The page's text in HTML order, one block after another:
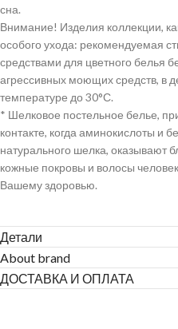
сна.
Внимание! Изделия коллекции,
особого ухода: рекомендуемая
средствами для цветного белья
агрессивных моющих средств, в
температуре до 30°С.
* Шелковое постельное белье,
контакте, когда аминокислоты и
натурального шелка, оказывают
кожные покровы и волосы
Вашему здоровью.
Детали
About brand
ДОСТАВКА И ОПЛАТА